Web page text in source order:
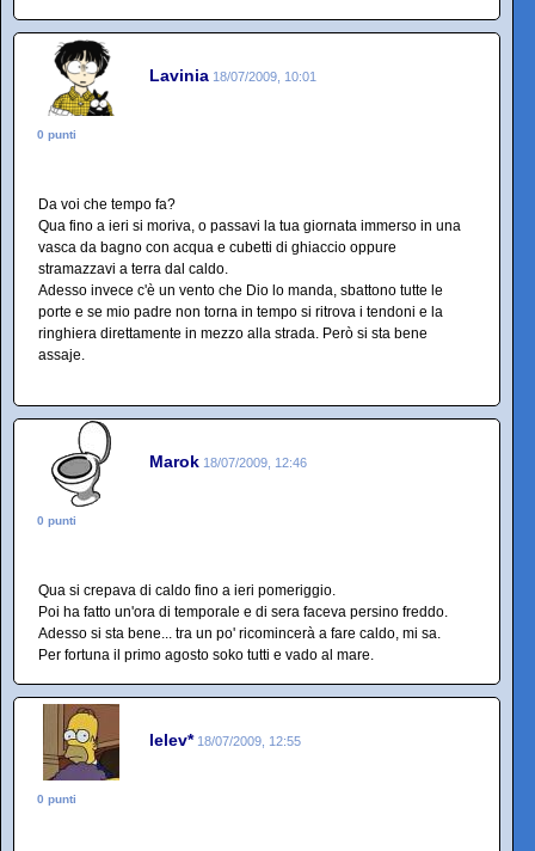
Lavinia 18/07/2009, 10:01
0 punti
Da voi che tempo fa?
Qua fino a ieri si moriva, o passavi la tua giornata immerso in una
vasca da bagno con acqua e cubetti di ghiaccio oppure
stramazzavi a terra dal caldo.
Adesso invece c'è un vento che Dio lo manda, sbattono tutte le
porte e se mio padre non torna in tempo si ritrova i tendoni e la
ringhiera direttamente in mezzo alla strada. Però si sta bene
assaje.
Marok 18/07/2009, 12:46
0 punti
Qua si crepava di caldo fino a ieri pomeriggio.
Poi ha fatto un'ora di temporale e di sera faceva persino freddo.
Adesso si sta bene... tra un po' ricomincerà a fare caldo, mi sa.
Per fortuna il primo agosto soko tutti e vado al mare.
lelev* 18/07/2009, 12:55
0 punti